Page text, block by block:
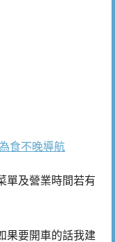
食不晚導航
單及營業時間若有
果要開車的話我建